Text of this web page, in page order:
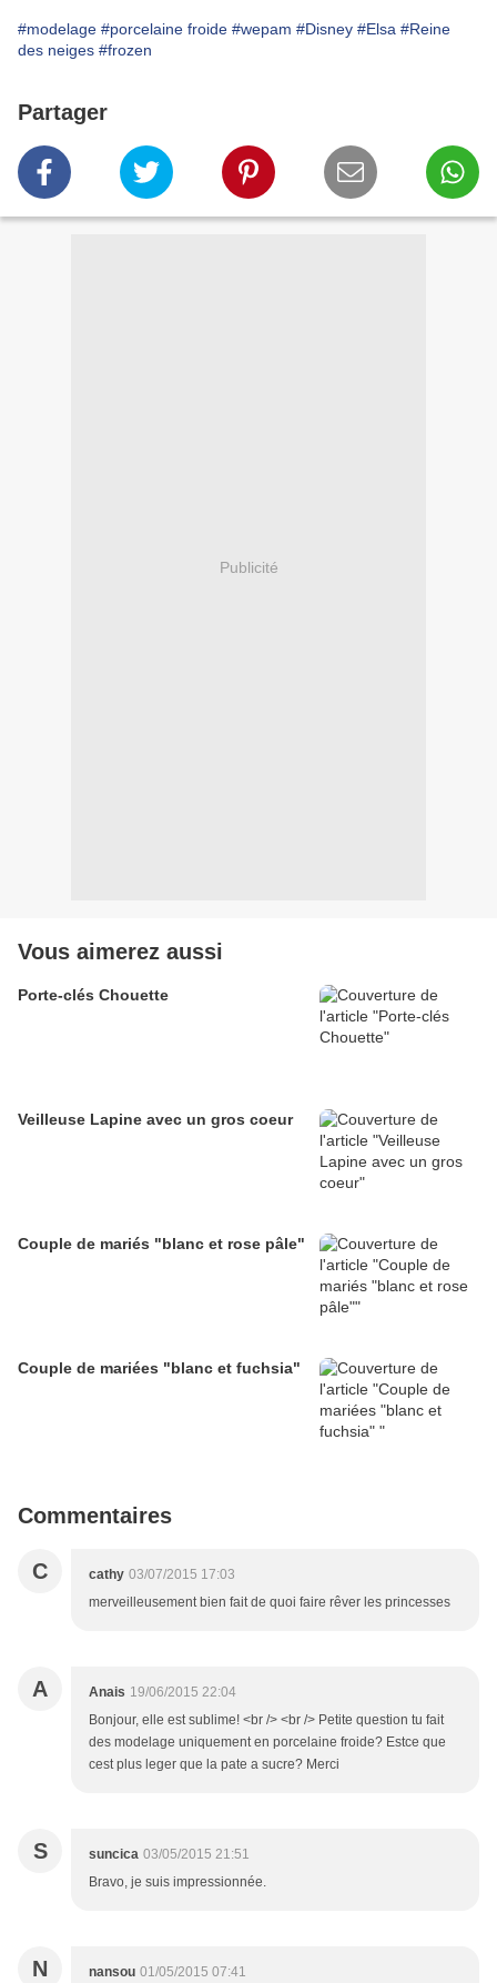
#modelage #porcelaine froide #wepam #Disney #Elsa #Reine
des neiges #frozen
Partager
Publicité
Vous aimerez aussi
Porte-clés Chouette
Veilleuse Lapine avec un gros coeur
Couple de mariés "blanc et rose pâle"
Couple de mariées "blanc et fuchsia"
Commentaires
C cathy 03/07/2015 17:03
merveilleusement bien fait de quoi faire rêver les princesses
A Anais 19/06/2015 22:04
Bonjour, elle est sublime! <br /> <br /> Petite question tu fait
des modelage uniquement en porcelaine froide? Estce que
cest plus leger que la pate a sucre? Merci
S suncica 03/05/2015 21:51
Bravo, je suis impressionnée.
N nansou 01/05/2015 07:41